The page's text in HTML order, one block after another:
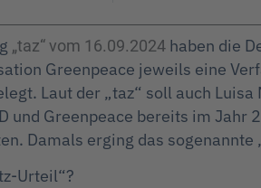
„taz“ vom 16.09.2024 haben die
Greenpeace jeweils eine
Laut der „taz“ soll auch
und Greenpeace bereits im
Damals erging das sogenannte
Urteil“?